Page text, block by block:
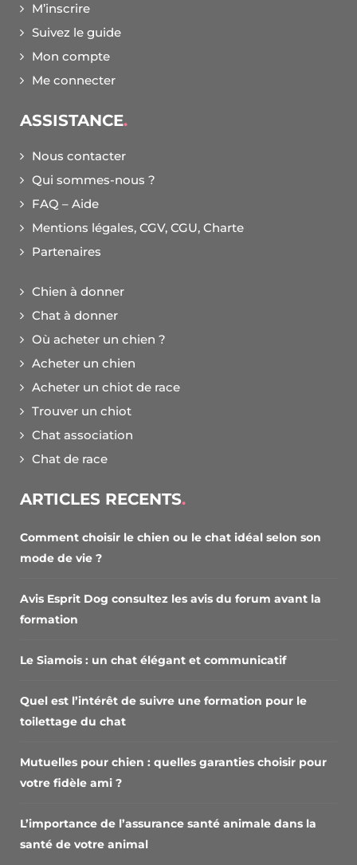
M’inscrire
Suivez le guide
Mon compte
Me connecter
ASSISTANCE
Nous contacter
Qui sommes-nous ?
FAQ – Aide
Mentions légales, CGV, CGU, Charte
Partenaires
Chien à donner
Chat à donner
Où acheter un chien ?
Acheter un chien
Acheter un chiot de race
Trouver un chiot
Chat association
Chat de race
ARTICLES RECENTS
Comment choisir le chien ou le chat idéal selon son
mode de vie ?
Avis Esprit Dog consultez les avis du forum avant la
formation
Le Siamois : un chat élégant et communicatif
Quel est l’intérêt de suivre une formation pour le
toilettage du chat
Mutuelles pour chien : quelles garanties choisir pour
votre fidèle ami ?
L’importance de l’assurance santé animale dans la
santé de votre animal